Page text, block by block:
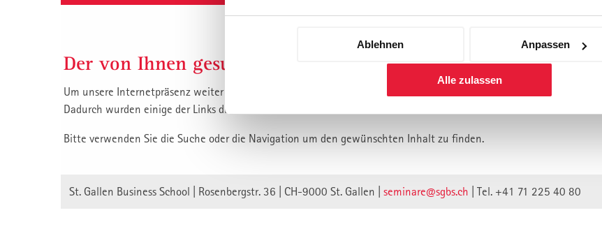
Ablehnen Anpassen
Alle zulassen
Der von Ihnen gesuchte Inhalt ist vermutlich umgezogen.
Um unsere Internetpräsenz weiter zu verbessern, haben wir unsere Webseite auf eine neue technische Basis gestellt.
Dadurch wurden einige der Links die auf unsere Inhalte verweisen unwirksam.
Bitte verwenden Sie die Suche oder die Navigation um den gewünschten Inhalt zu finden.
St. Gallen Business School | Rosenbergstr. 36 | CH-9000 St. Gallen | seminare@sgbs.ch Tel. +41 71 225 40 80